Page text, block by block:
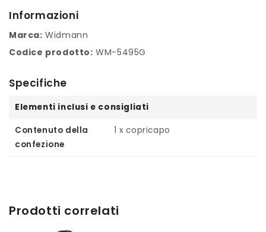
Informazioni
Marca: Widmann
Codice prodotto: WM-5495G
Specifiche
Elementi inclusi e consigliati
Contenuto della
confezione
1 x copricapo
Prodotti correlati